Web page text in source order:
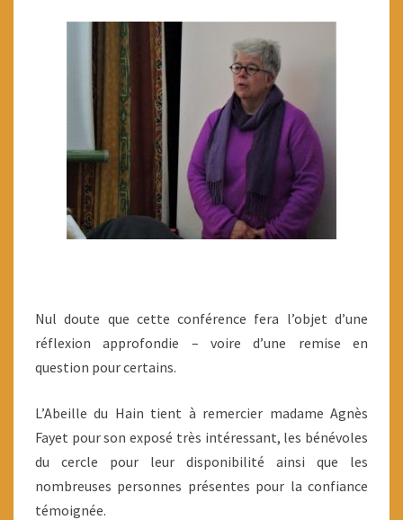
Nul doute que cette conférence fera l’objet d’une
réflexion approfondie – voire d’une remise en
question pour certains.
L’Abeille du Hain tient à remercier madame Agnès
Fayet pour son exposé très intéressant, les bénévoles
du cercle pour leur disponibilité ainsi que les
nombreuses personnes présentes pour la confiance
témoignée.